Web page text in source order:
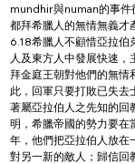
mundhir與numan的事件
都拜希臘人的無情無義才
6.18希臘人不顧惜亞拉伯
人及東方人中發展快速
拜金庭王朝對他們的無情
此，回軍只要打敗已失去
著屬亞拉伯人之先知的回
明，希臘帝國的勢力要在
年，他們把亞拉伯人放在
對另一新的敵人；歸信回